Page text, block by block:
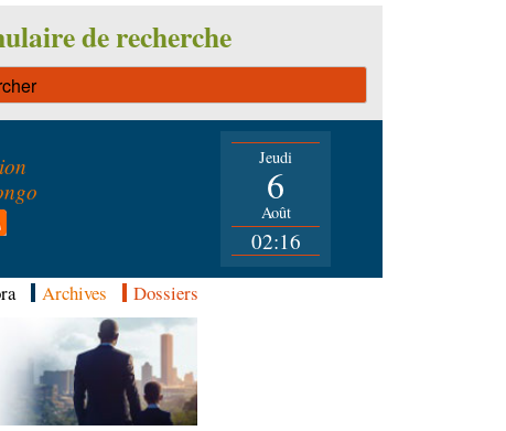
de recherche
Jeudi
6
Août
02:16
Archives Dossiers